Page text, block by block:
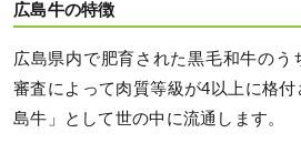
広島牛の特徴
広島県内で肥育された黒毛和牛のう
審査によって肉質等級が4以上に格
島牛」として世の中に流通します。